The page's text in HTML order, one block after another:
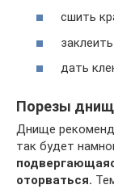
сшить
дать
Порезы
Днище
так будет
оторваться.